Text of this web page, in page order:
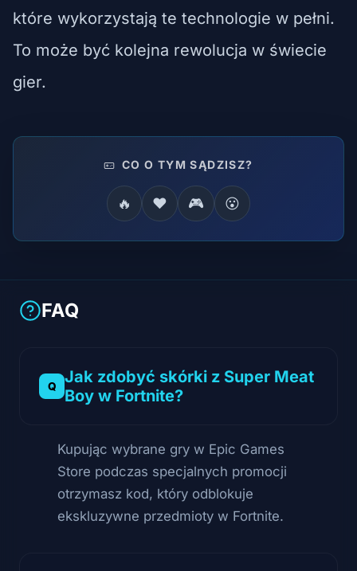
które wykorzystają te technologie w pełni.
To może być kolejna rewolucja w świecie
gier.
CO O TYM SĄDZISZ?
🔥 ❤️ 🎮 😮
FAQ
Jak zdobyć skórki z Super Meat
Boy w Fortnite?
Kupując wybrane gry w Epic Games
Store podczas specjalnych promocji
otrzymasz kod, który odblokuje
ekskluzywne przedmioty w Fortnite.